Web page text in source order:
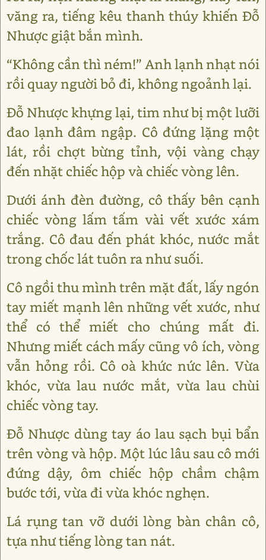
văng ra, tiếng kêu thanh thúy khiến Đỗ
Nhược giật bắn mình.
“Không cần thì ném!” Anh lạnh nhạt nói
rồi quay người bỏ đi, không ngoảnh lại.
Đỗ Nhược khựng lại, tim như bị một lưỡi
đao lạnh đâm ngập. Cô đứng lặng một
lát, rồi chợt bừng tỉnh, vội vàng chạy
đến nhặt chiếc hộp và chiếc vòng lên.
Dưới ánh đèn đường, cô thấy bên cạnh
chiếc vòng lấm tấm vài vết xước xám
trắng. Cô đau đến phát khóc, nước mắt
trong chốc lát tuôn ra như suối.
Cô ngồi thu mình trên mặt đất, lấy ngón
tay miết mạnh lên những vết xước, như
thể có thể miết cho chúng mất đi.
Nhưng miết cách mấy cũng vô ích, vòng
vẫn hỏng rồi. Cô oà khức nức lên. Vừa
khóc, vừa lau nước mắt, vừa lau chùi
chiếc vòng tay.
Đỗ Nhược dùng tay áo lau sạch bụi bẩn
trên vòng và hộp. Một lúc lâu sau cô mới
đứng dậy, ôm chiếc hộp chầm chậm
bước tới, vừa đi vừa khóc nghẹn.
Lá rụng tan vỡ dưới lòng bàn chân cô,
tựa như tiếng lòng tan nát.